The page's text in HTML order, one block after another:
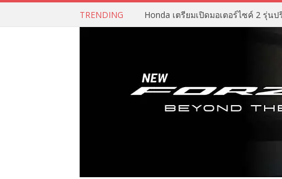
TRENDING Honda เตรียมเปิดมอเตอร์ไซค์ 2 รุ่น